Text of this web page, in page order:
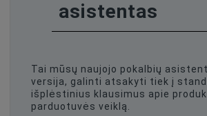
asistentas
Tai mūsų naujojo pokalbių
versija, galinti atsakyti tiek į
išplėstinius klausimus apie
parduotuvės veiklą.